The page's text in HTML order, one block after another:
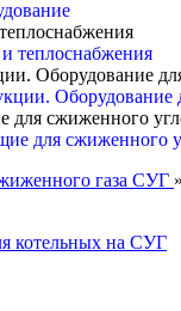
Оборудование
сжиженного
газа СУГ »
котельных на СУГ